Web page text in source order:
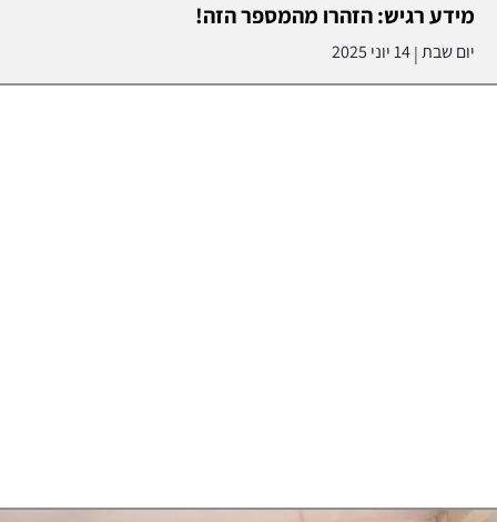
מידע רגיש: הזהרו מהמספר הזה!
יום שבת|14 יוני 2025